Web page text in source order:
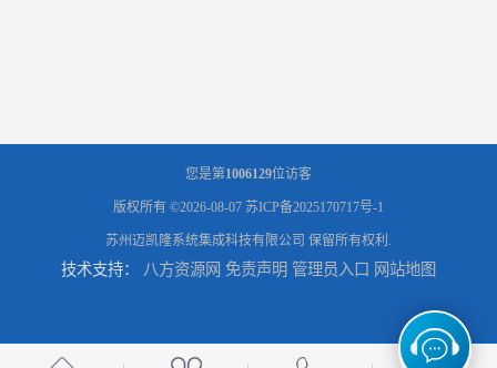
您是第1006129位访客
版权所有 ©2026-08-07 苏ICP备2025170717号-1
苏州迈凯隆系统集成科技有限公司 保留所有权利.
技术支持： 八方资源网 免责声明 管理员入口 网站地图